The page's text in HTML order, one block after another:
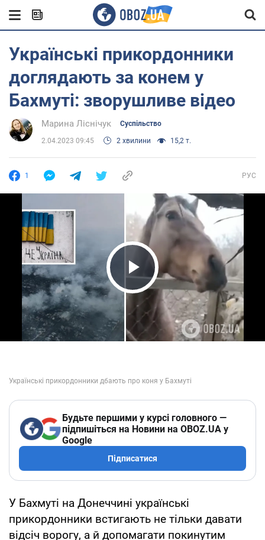
Українські прикордонники
доглядають за конем у
Бахмуті: зворушливе відео
Марина Ліснічук Суспільство
2.04.2023 09:45 2 хвилини 15,2 т.
1 РУС
Play Video
Будьте першими у курсі головного —
підпишіться на Новини на OBOZ.UA у
Google
Підписатися
У Бахмуті на Донеччині українські
прикордонники встигають не тільки давати
відсіч ворогу, а й допомагати покинутим